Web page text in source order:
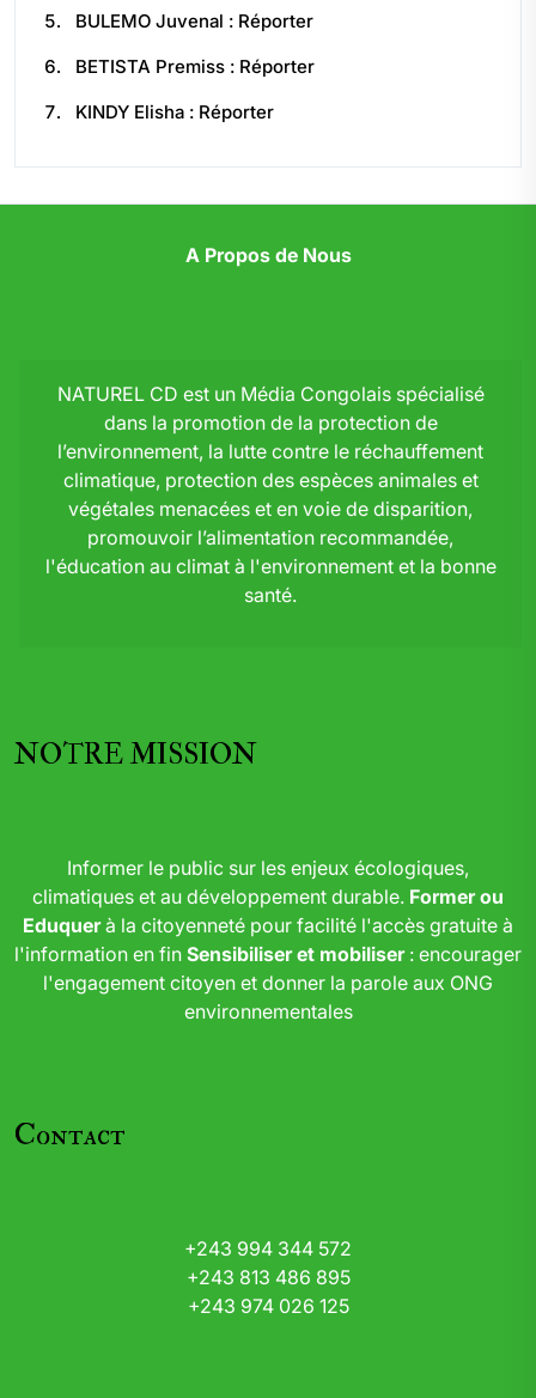
BULEMO Juvenal : Réporter
BETISTA Premiss : Réporter
KINDY Elisha : Réporter
A Propos de Nous
NATUREL CD est un Média Congolais spécialisé
dans la promotion de la protection de
l’environnement, la lutte contre le réchauffement
climatique, protection des espèces animales et
végétales menacées et en voie de disparition,
promouvoir l’alimentation recommandée,
l'éducation au climat à l'environnement et la bonne
santé.
NOTRE MISSION
Informer le public sur les enjeux écologiques,
climatiques et au développement durable. Former ou
Eduquerà la citoyenneté pour facilité l'accès gratuite à
l'information en fin Sensibiliser et mobiliser: encourager
l'engagement citoyen et donner la parole aux ONG
environnementales
Contact
+243 994 344 572
+243 813 486 895
+243 974 026 125